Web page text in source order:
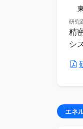
研究
精
シ
エネ